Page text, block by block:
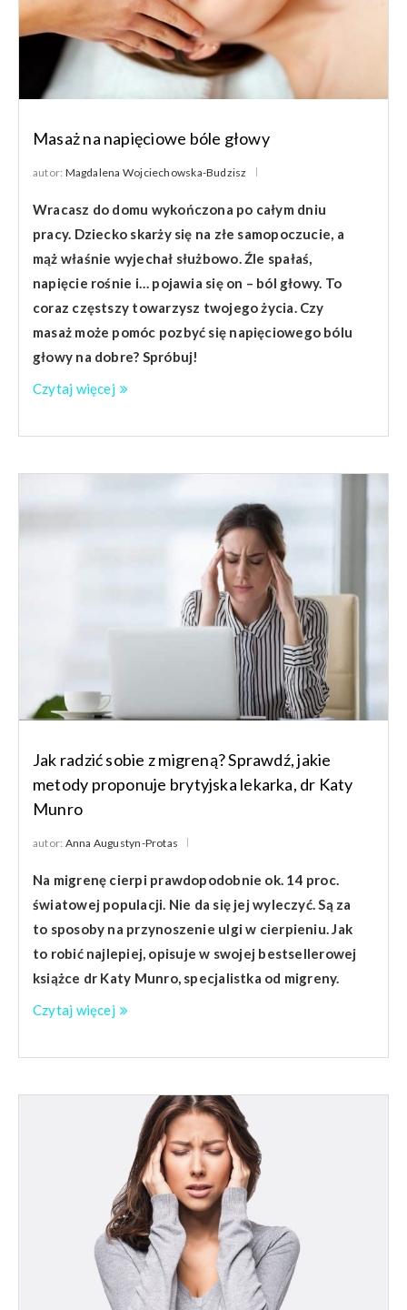
Masaż na napięciowe bóle głowy
autor: Magdalena Wojciechowska-Budzisz
Wracasz do domu wykończona po całym dniu
pracy. Dziecko skarży się na złe samopoczucie, a
mąż właśnie wyjechał służbowo. Źle spałaś,
napięcie rośnie i… pojawia się on – ból głowy. To
coraz częstszy towarzysz twojego życia. Czy
masaż może pomóc pozbyć się napięciowego bólu
głowy na dobre? Spróbuj!
Czytaj więcej
Jak radzić sobie z migreną? Sprawdź, jakie
metody proponuje brytyjska lekarka, dr Katy
Munro
autor: Anna Augustyn-Protas
Na migrenę cierpi prawdopodobnie ok. 14 proc.
światowej populacji. Nie da się jej wyleczyć. Są za
to sposoby na przynoszenie ulgi w cierpieniu. Jak
to robić najlepiej, opisuje w swojej bestsellerowej
książce dr Katy Munro, specjalistka od migreny.
Czytaj więcej